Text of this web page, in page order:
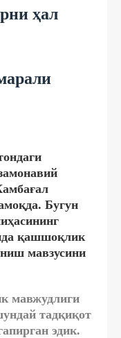
ҳал
Бугун
қашшоқлик
мавзусини
мавжудлиги
тадқиқот
эдик.